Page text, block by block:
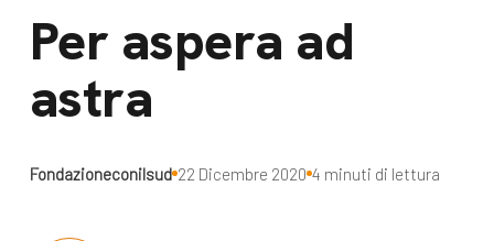
Per aspera ad
astra
Fondazioneconilsud 22 Dicembre 2020 4 minuti di lettura
Lavora con noi
Bilancio di
missione
News e
dal Sud
Campagne